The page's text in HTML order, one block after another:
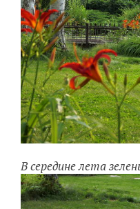
В середине лета